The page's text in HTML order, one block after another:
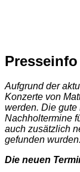
Aufgrund der
Konzerte von
werden. Die gute
Nachholtermine
auch zusätzlich
gefunden wurden.
Die neuen